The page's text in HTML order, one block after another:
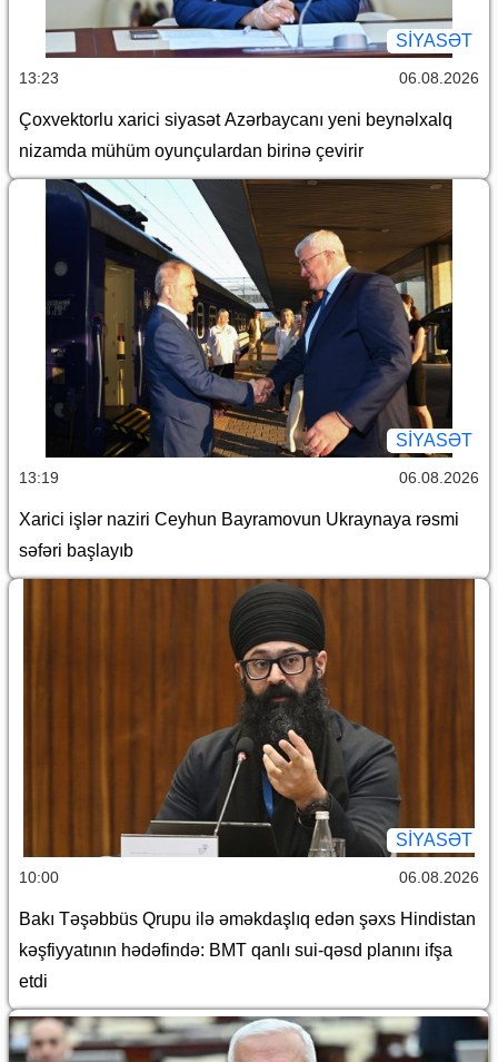
SİYASƏT
13:23 06.08.2026
Çoxvektorlu xarici siyasət Azərbaycanı yeni beynəlxalq
nizamda mühüm oyunçulardan birinə çevirir
SİYASƏT
13:19 06.08.2026
Xarici işlər naziri Ceyhun Bayramovun Ukraynaya rəsmi
səfəri başlayıb
SİYASƏT
10:00 06.08.2026
Bakı Təşəbbüs Qrupu ilə əməkdaşlıq edən şəxs Hindistan
kəşfiyyatının hədəfində: BMT qanlı sui-qəsd planını ifşa
etdi